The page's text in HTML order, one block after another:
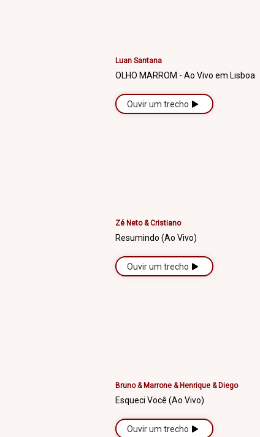
Luan Santana
OLHO MARROM - Ao Vivo em Lisboa
Ouvir um trecho
Zé Neto & Cristiano
Resumindo (Ao Vivo)
Ouvir um trecho
Bruno & Marrone & Henrique & Diego
Esqueci Você (Ao Vivo)
Ouvir um trecho